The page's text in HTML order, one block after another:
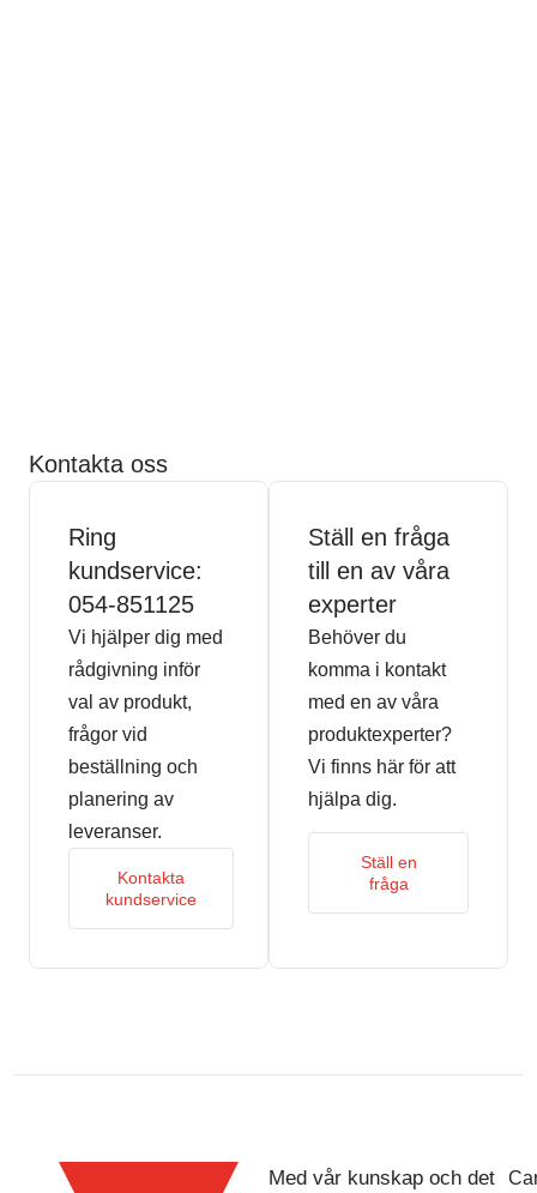
Kontakta oss
Ring
kundservice:
054-851125
Vi hjälper dig med
rådgivning inför
val av produkt,
frågor vid
beställning och
planering av
leveranser.
Kontakta
kundservice
Ställ en fråga
till en av våra
experter
Behöver du
komma i kontakt
med en av våra
produktexperter?
Vi finns här för att
hjälpa dig.
Ställ en
fråga
Med vår kunskap och det